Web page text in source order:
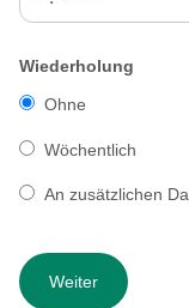
Wiederholung
Ohne
Wöchentlich
An zusätzlichen